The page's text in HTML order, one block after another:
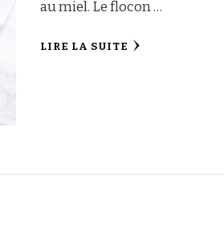
au miel. Le flocon …
LIRE LA SUITE